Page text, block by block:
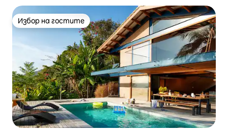
Избор на гостите
Избор на гостите